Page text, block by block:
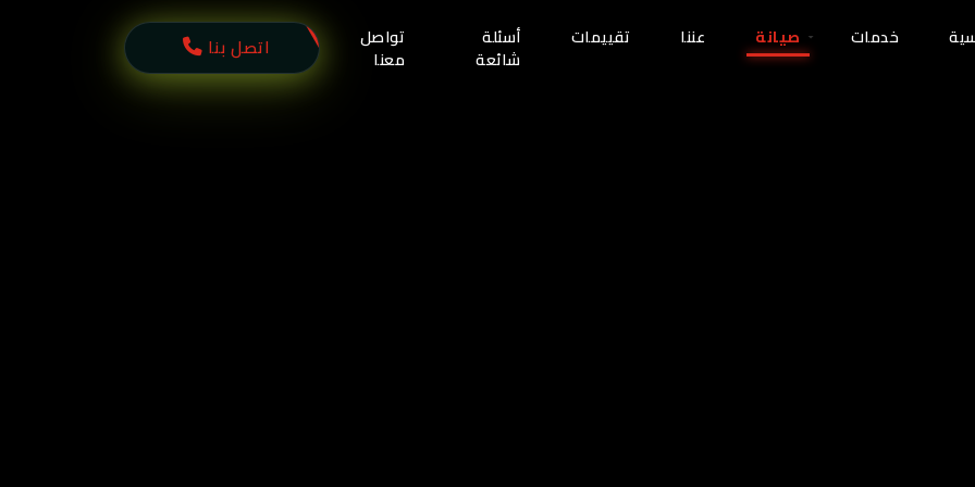
خدمات صيانة عننا تقييمات أسئلة
شائعة
تواصل
معنا اتصل بنا